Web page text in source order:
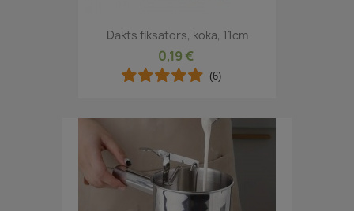
Dakts fiksators, koka, 11cm
0,19 €
(6)